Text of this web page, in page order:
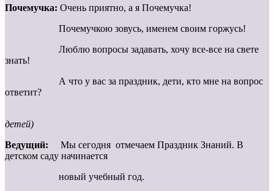
Почемучка: Очень приятно, а я Почемучка!
Почемучкою зовусь, именем своим горжусь!
Люблю вопросы задавать, хочу все-все на свете
знать!
А что у вас за праздник, дети, кто мне на вопрос
ответит?
детей)
Ведущий: Мы сегодня отмечаем Праздник Знаний. В
детском саду начинается
новый учебный год.